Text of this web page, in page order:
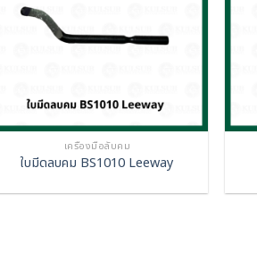
เครื่องมือลับคม
ใบมีดลบคม BS1010 Leeway